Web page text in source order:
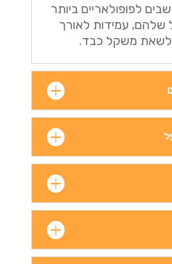
לפופולאריים ביותר
עמידות לאורך
לשאת משקל כבד.